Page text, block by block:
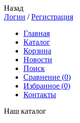
Назад
Логин /Регистрация
Главная
Каталог
Корзина
Новости
Поиск
Сравнение (0)
Избранное (0)
Контакты
Наш каталог